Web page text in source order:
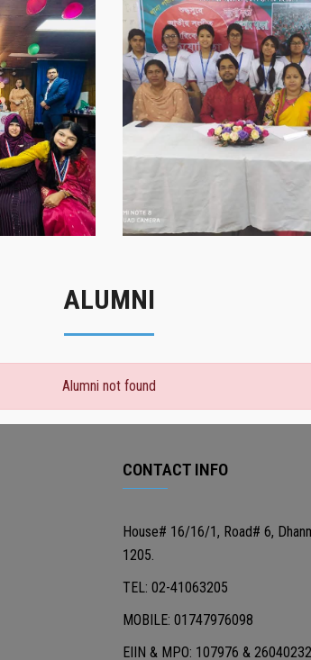
সাফল্যের স্মৃতি
সাফল্যের স্মৃতি
ALUMNI
Alumni not found
CONTACT INFO
House# 16/16/1, Road# 6,
1205.
TEL: 02-41063205
MOBILE: 01747976098
EIIN & MPO: 107976 &